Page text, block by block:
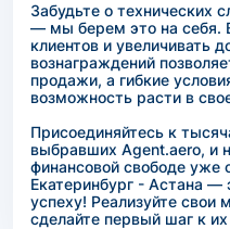
Забудьте о технических
— мы берем это на себя.
клиентов и увеличивать
вознаграждений
продажи, а гибкие
возможность расти в
Присоединяйтесь к
выбравших Agent.aero, и
финансовой свободе уже
Екатеринбург - Астана —
успеху! Реализуйте свои
сделайте первый шаг к